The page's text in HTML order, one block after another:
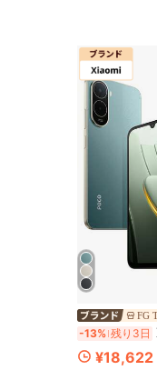
FG
-13% 残り3日
¥18,622